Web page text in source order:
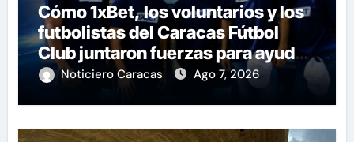
Cómo 1xBet, los voluntarios y los
futbolistas del Caracas Fútbol
Club juntaron fuerzas para ayudar
a las familias de Venezuela
Noticiero Caracas Ago 7, 2026